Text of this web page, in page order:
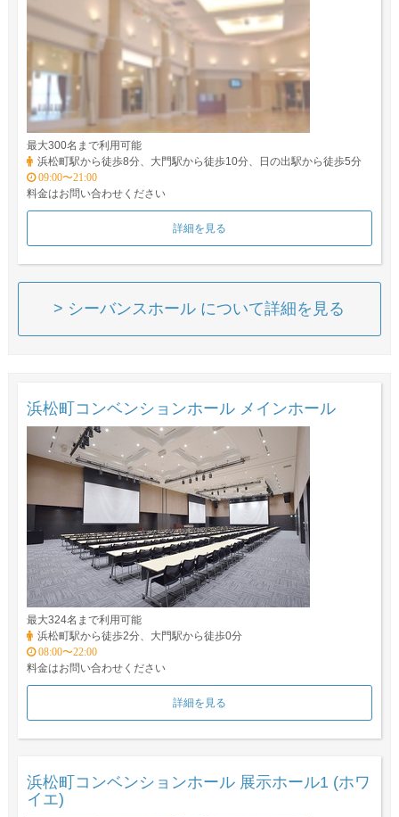
最大300名まで利用可能
浜松町駅から徒歩8分、大門駅から徒歩10分、日の出駅から徒歩5分
09:00〜21:00
料金はお問い合わせください
詳細を見る
> シーバンスホール について詳細を見る
浜松町コンベンションホール メインホール
最大324名まで利用可能
浜松町駅から徒歩2分、大門駅から徒歩0分
08:00〜22:00
料金はお問い合わせください
詳細を見る
浜松町コンベンションホール 展示ホール1 (ホワ
イエ)